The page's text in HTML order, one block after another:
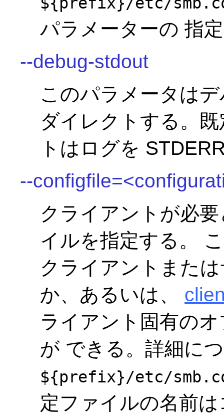
パラメーターの 指
--debug-stdout
このパラメータは
ダイレクトする。
トはログを
--
クライアントが必
イルを指定する。
クライアントまた
か、あるいは、
ライアント固有の
が できる。詳細に
${prefix}/etc/
定ファイルの名前